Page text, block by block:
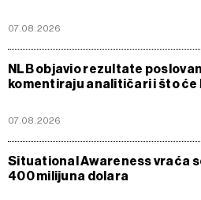
07.08.2026
NLB objavio rezultate
komentiraju analitičari i što će
07.08.2026
Situational Awareness vraća
400 milijuna dolara